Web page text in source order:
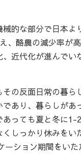
的な部分で日本よ
、酪農の減少率が
近代化が進んでい
の反面日常の暮ら
あり、暮らしがあ
あっても夏と冬に1-
しっかり休みをい
ーション期間をいた